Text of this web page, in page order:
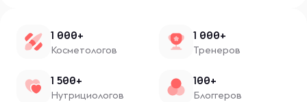
1 000+
Косметологов
1 000+
Тренеров
1 500+
Нутрициологов
100+
Блоггеров